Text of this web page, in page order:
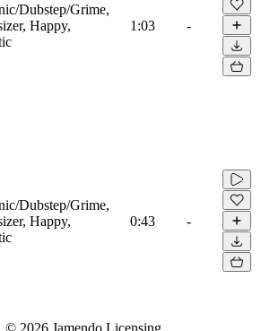
Dubstep/Grime,
Happy,
1:03 -
Dubstep/Grime,
Happy,
0:43 -
© 2026 Jamendo Licensing